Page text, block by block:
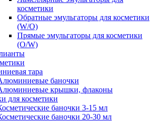
косметики
Обратные эмульгаторы для косметики
(W/O)
Прямые эмульгаторы для косметики
(O/W)
тара
баночки
крышки, флаконы
для косметики
баночки 3-15 мл
баночки 20-30 мл